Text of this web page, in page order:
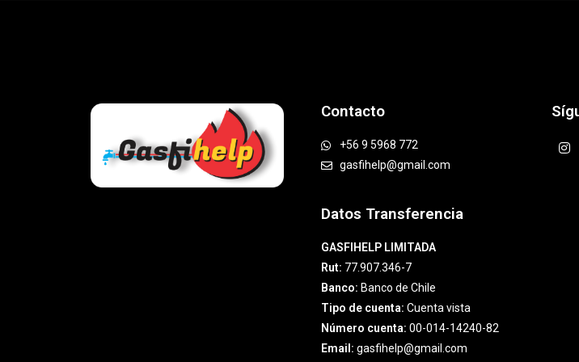
Contacto
+56 9 5968 772
gasfihelp@gmail.com
Datos Transferencia
GASFIHELP LIMITADA
Rut: 77.907.346-7
Banco: Banco de Chile
Tipo de cuenta: Cuenta vista
Número cuenta: 00-014-14240-82
Email: gasfihelp@gmail.com